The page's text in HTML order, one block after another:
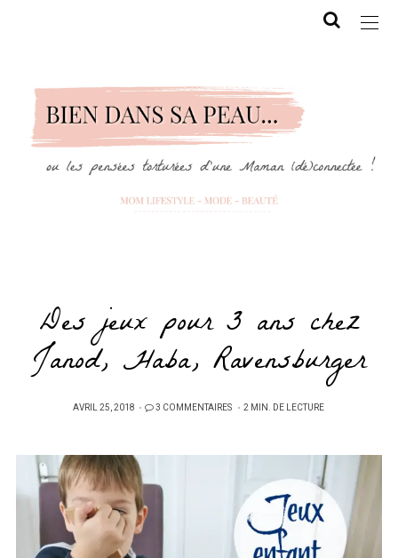
Des jeux pour 3 ans chez
Janod, Haba, Ravensburger
PUBLIÉ
AVRIL 25, 2018 3 COMMENTAIRES 2 MIN. DE LECTURE